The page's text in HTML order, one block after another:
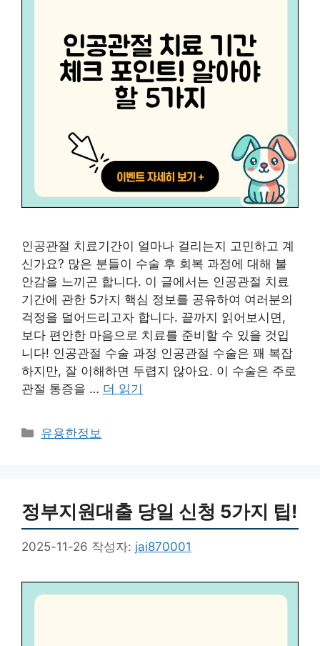
인공관절 치료기간이 얼마나 걸리는지 고민하고 계
신가요? 많은 분들이 수술 후 회복 과정에 대해 불
안감을 느끼곤 합니다. 이 글에서는 인공관절 치료
기간에 관한 5가지 핵심 정보를 공유하여 여러분의
걱정을 덜어드리고자 합니다. 끝까지 읽어보시면,
보다 편안한 마음으로 치료를 준비할 수 있을 것입
니다! 인공관절 수술 과정 인공관절 수술은 꽤 복잡
하지만, 잘 이해하면 두렵지 않아요. 이 수술은 주로
관절 통증을 … 더 읽기
카
유용한정보
정부지원대출 당일 신청 5가지 팁!
2025-11-26 작성자: jai870001